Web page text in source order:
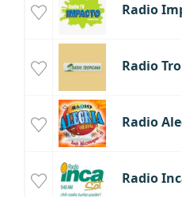
Radio
Radio
Radio
Radio